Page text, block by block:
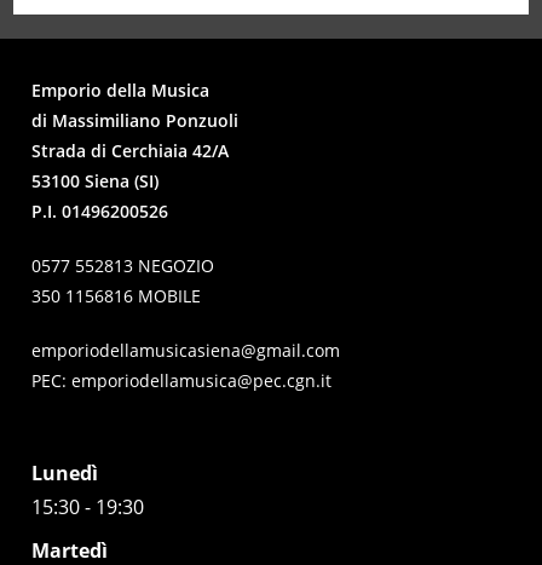
Emporio della Musica
di Massimiliano Ponzuoli
Strada di Cerchiaia 42/A
53100 Siena (SI)
P.I. 01496200526
0577 552813 NEGOZIO
350 1156816 MOBILE
emporiodellamusicasiena@gmail.com
PEC:emporiodellamusica@pec.cgn.it
Lunedì
15:30 - 19:30
Martedì